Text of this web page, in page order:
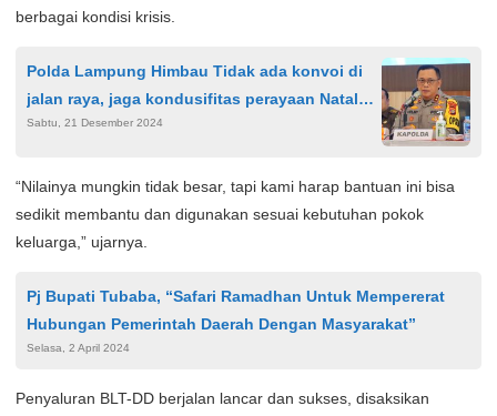
berbagai kondisi krisis.
Polda Lampung Himbau Tidak ada konvoi di
jalan raya, jaga kondusifitas perayaan Natal
dan Tahun Baru 2025
Sabtu, 21 Desember 2024
“Nilainya mungkin tidak besar, tapi kami harap bantuan ini bisa
sedikit membantu dan digunakan sesuai kebutuhan pokok
keluarga,” ujarnya.
Pj Bupati Tubaba, “Safari Ramadhan Untuk Mempererat
Hubungan Pemerintah Daerah Dengan Masyarakat”
Selasa, 2 April 2024
Penyaluran BLT-DD berjalan lancar dan sukses, disaksikan